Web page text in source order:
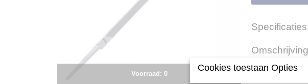
Voorraad: 0
Specificaties
Productcode
Productcode
Omschrijving
Cookies toestaan Opties